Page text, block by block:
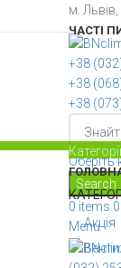
м.
ЧАСТІ
+38
+38
+38
Оберіть
Search
0 items
Menu
Категорії
Акція